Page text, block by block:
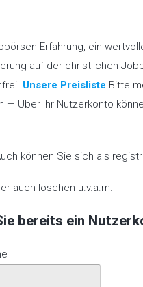
Erfahrung, ein
auf der christlichen
Unsere Preisliste Bitte
Über Ihr Nutzerkonto
können Sie sich als
auch löschen u.v.a.m.
bereits ein